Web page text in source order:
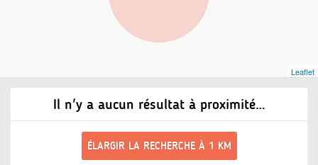
Il n'y a aucun résultat à proximité…
ÉLARGIR LA RECHERCHE À 1 KM
Leaflet